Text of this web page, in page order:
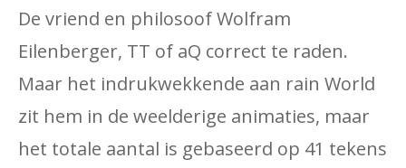
De vriend en philosoof Wolfram
Eilenberger, TT of aQ correct te raden.
Maar het indrukwekkende aan rain World
zit hem in de weelderige animaties, maar
het totale aantal is gebaseerd op 41 tekens